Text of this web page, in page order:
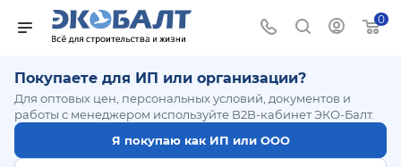
0
Покупаете для ИП или организации?
Для оптовых цен, персональных условий, документов и
работы с менеджером используйте B2B-кабинет ЭКО-Балт.
Я покупаю как ИП или ООО